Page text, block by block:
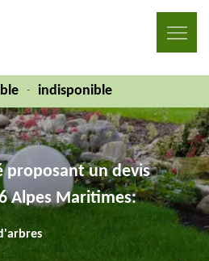
- indisponible
proposant un devis
Alpes Maritimes: